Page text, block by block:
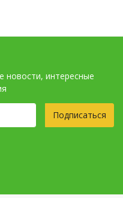
новости, интересные
Подписаться